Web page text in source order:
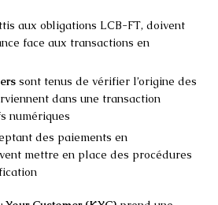
aux obligations LCB-FT, doivent
face aux transactions en
sont tenus de vérifier l’origine des
dans une transaction
numériques
des paiements en
mettre en place des procédures